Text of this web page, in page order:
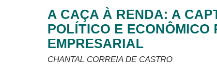
A CAÇA À RENDA: A
POLÍTICO E ECONÔMICO
EMPRESARIAL
CHANTAL CORREIA DE CASTRO